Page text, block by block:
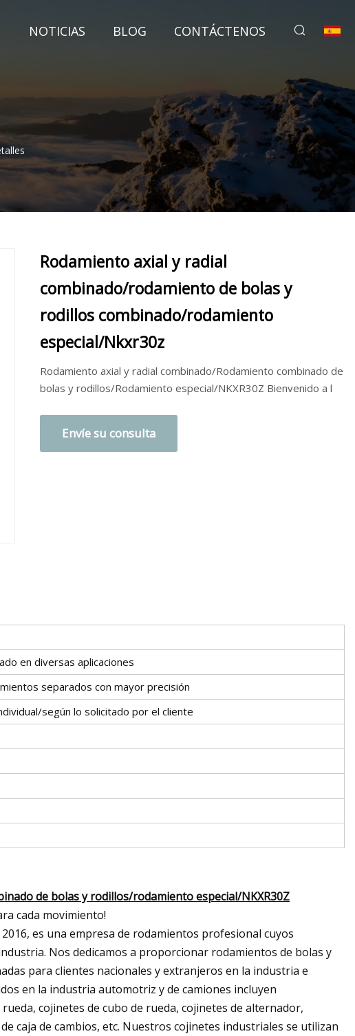
NOTICIAS BLOG CONTÁCTENOS
Rodamiento axial y radial
combinado/rodamiento de bolas y
rodillos combinado/rodamiento
especial/Nkxr30z
Rodamiento axial y radial combinado/Rodamiento combinado de
bolas y rodillos/Rodamiento especial/NKXR30Z Bienvenido a l
Envíe su consulta
en diversas aplicaciones
separados con mayor precisión
según lo solicitado por el cliente
de bolas y rodillos/rodamiento especial/NKXR30Z
cada movimiento!
es una empresa de rodamientos profesional cuyos
Nos dedicamos a proporcionar rodamientos de bolas y
para clientes nacionales y extranjeros en la industria e
en la industria automotriz y de camiones incluyen
cojinetes de cubo de rueda, cojinetes de alternador,
caja de cambios, etc. Nuestros cojinetes industriales se utilizan